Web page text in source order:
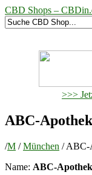
CBD Shops –
>>>
ABC-
/M / München /ABC-
Name: ABC-